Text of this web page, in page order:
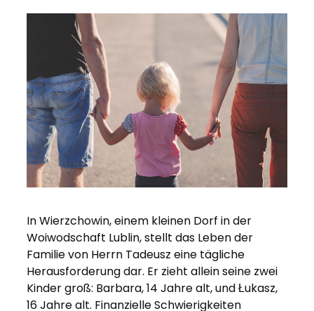
In Wierzchowin, einem kleinen Dorf in der
Woiwodschaft Lublin, stellt das Leben der
Familie von Herrn Tadeusz eine tägliche
Herausforderung dar. Er zieht allein seine zwei
Kinder groß: Barbara, 14 Jahre alt, und Łukasz,
16 Jahre alt. Finanzielle Schwierigkeiten